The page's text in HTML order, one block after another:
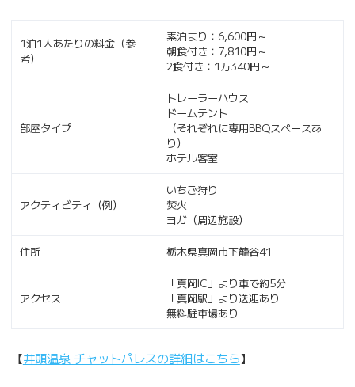
1泊1人あたりの料金（参
考）
素泊まり：6,600円～
朝食付き：7,810円～
2食付き：1万340円～
部屋タイプ
トレーラーハウス
ドームテント
（それぞれに専用BBQスペースあ
り）
ホテル客室
アクティビティ（例）
いちご狩り
焚火
ヨガ（周辺施設）
住所 栃木県真岡市下籠谷41
アクセス
「真岡IC」より車で約5分
「真岡駅」より送迎あり
無料駐車場あり
【井頭温泉 チャットパレスの詳細はこちら】